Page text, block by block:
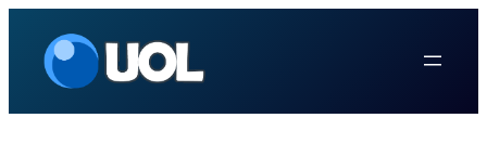
contenido